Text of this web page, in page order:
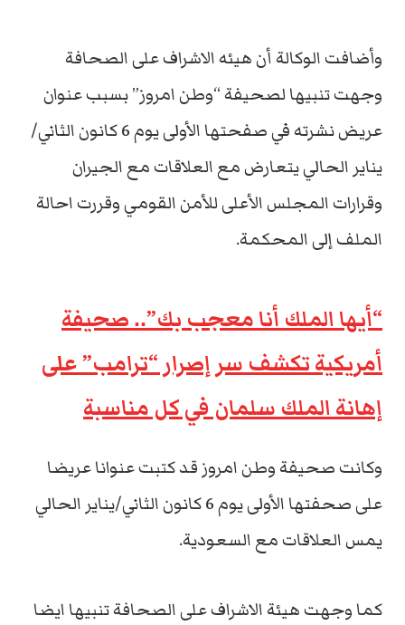
وأضافت الوكالة أن هیئه الاشراف على الصحافة
وجهت تنبیها لصحیفة “وطن امروز” بسبب عنوان
عریض نشرته في صفحتها الأولى یوم 6 كانون الثاني/
ینایر الحالي يتعارض مع العلاقات مع الجیران
وقرارات المجلس الأعلى للأمن القومي وقررت احالة
الملف إلى المحكمة.
“أيها الملك أنا معجب بك”.. صحيفة
أمريكية تكشف سر إصرار “ترامب” على
إهانة الملك سلمان في كل مناسبة
وكانت صحیفة وطن امروز قد كتبت عنوانا عریضا
على صحفتها الأولى يوم 6 كانون الثاني/ینایر الحالي
یمس العلاقات مع السعودیة.
كما وجهت هیئة الاشراف على الصحافة تنبیها ایضا